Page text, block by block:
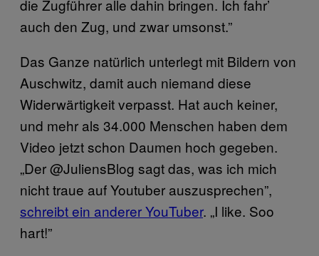
die Zugführer alle dahin bringen. Ich fahr’
auch den Zug, und zwar umsonst.”
Das Ganze natürlich unterlegt mit Bildern von
Auschwitz, damit auch niemand diese
Widerwärtigkeit verpasst. Hat auch keiner,
und mehr als 34.000 Menschen haben dem
Video jetzt schon Daumen hoch gegeben.
„Der @JuliensBlog sagt das, was ich mich
nicht traue auf Youtuber auszusprechen”,
schreibt ein anderer YouTuber. „I like. Soo
hart!”